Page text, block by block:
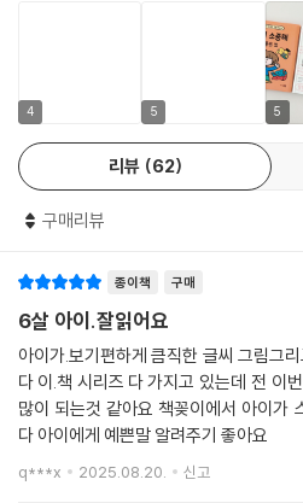
●아이와 어른이 함께 놀이하듯 즐겁게 ‘
《찾아봐 찾아봐 예쁜 말 미운 말》은 단
와 책, 아이와 어른이 함께 참여할 수 있는
다양한 표현 중에서 ‘예쁜 말’과 ‘미운 말
지에 무사히 도착하는 길 찾기, ‘미운 말’
연결하는 선 잇기 등 책에 마련된 다양한
이들에게 자연스럽게 책 읽기의 즐거움
제 풀이나 재미 요소를 넘어 아이가 몰입
습관을 익힐 수 있도록 돕는다.
4-7세 아이를 둔 양육자나 이 시기의 아
4 5 5
리뷰 62
구매리뷰
종이책 구매
6살 아이.잘읽어요
아이가.보기편하게 큼직한 글씨 그림그
다 이.책 시리즈 다 가지고 있는데 전 이
많이 되는것 같아요 책꽂이에서 아이가
다 아이에게 예쁜말 알려주기 좋아요
q***x 2025.08.20. 신고